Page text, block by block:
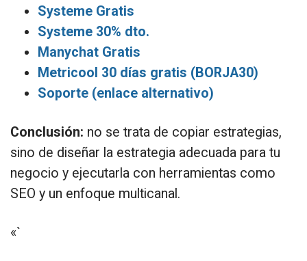
Systeme Gratis
Systeme 30% dto.
Manychat Gratis
Metricool 30 días gratis (BORJA30)
Soporte (enlace alternativo)
Conclusión: no se trata de copiar estrategias,
sino de diseñar la estrategia adecuada para tu
negocio y ejecutarla con herramientas como
SEO y un enfoque multicanal.
«`